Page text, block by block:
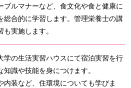
ブルマナーなど、食文化や食と健康に
総合的に学習します。管理栄養士の講
も実施します。
学の生活実習ハウスにて宿泊実習を行
知識や技能を身につけます。
内装など、住環境についても学びま